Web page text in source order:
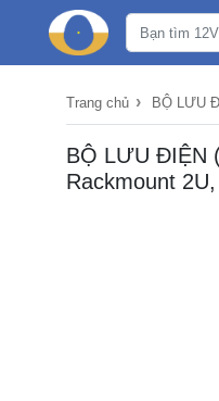
Trang chủ › BỘ LƯU
BỘ LƯU ĐIỆN
Rackmount